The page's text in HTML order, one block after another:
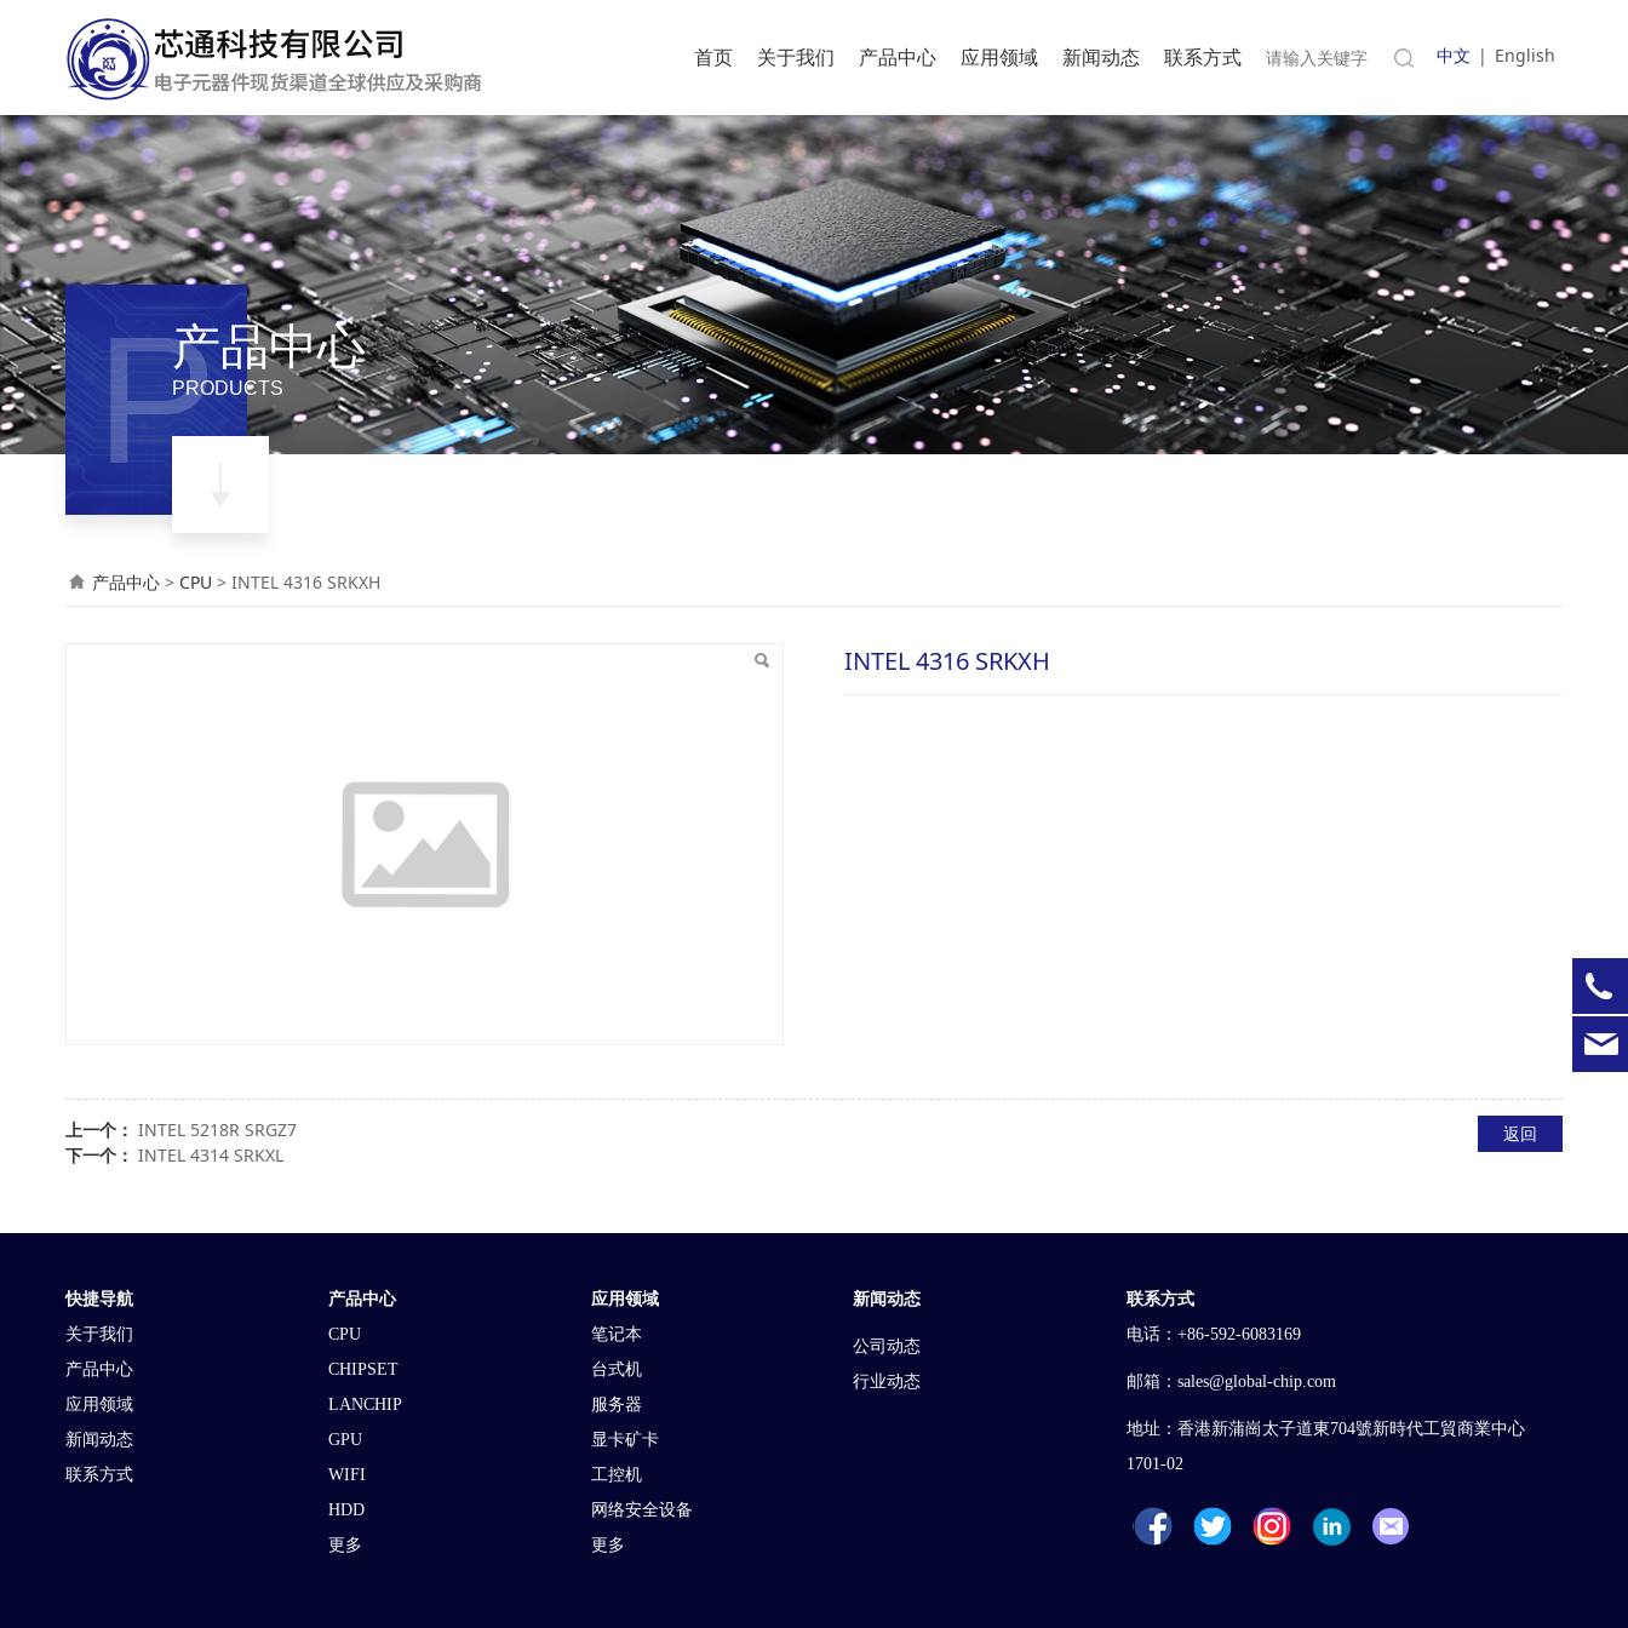
中文 | English
首页 关于我们 产品中心 应用领域 新闻动态 联系方式
P产品中心
PRODUCTS
INTEL 4316 SRKXH
产品中心> CPU > INTEL 4316 SRKXH
INTEL 4316 SRKXH
上一个： INTEL 5218R SRGZ7
下一个： INTEL 4314 SRKXL
返回
快捷导航
关于我们
产品中心
应用领域
新闻动态
联系方式
产品中心
CPU
CHIPSET
LANCHIP
GPU
WIFI
HDD
更多
应用领域
笔记本
台式机
服务器
显卡矿卡
工控机
网络安全设备
更多
新闻动态
公司动态
行业动态
联系方式
电话：+86-592-6083169
邮箱：sales@global-chip.com
地址：香港新蒲崗太子道東704號新時代工貿商業中心
1701-02